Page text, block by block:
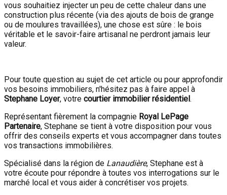
vous souhaitiez injecter un peu de cette chaleur dans une
construction plus récente (via des ajouts de bois de grange
ou de moulures travaillées), une chose est sûre : le bois
véritable et le savoir-faire artisanal ne perdront jamais leur
valeur.
Pour toute question au sujet de cet article ou pour approfondir
vos besoins immobiliers, n'hésitez pas à faire appel à
Stephane Loyer, votre courtier immobilier résidentiel.
Représentant fièrement la compagnie Royal LePage
Partenaire, Stephane se tient à votre disposition pour vous
offrir des conseils experts et vous accompagner dans toutes
vos transactions immobilières.
Spécialisé dans la région de Lanaudière, Stephane est à
votre écoute pour répondre à toutes vos interrogations sur le
marché local et vous aider à concrétiser vos projets.